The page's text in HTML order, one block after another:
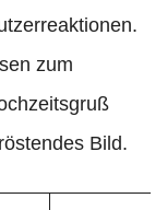
zum
Bild.